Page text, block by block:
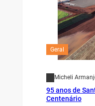
Geral
Micheli
95 anos de
Centenário